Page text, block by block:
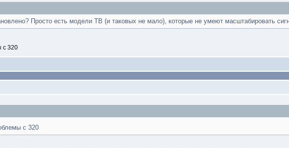
Просто есть модели ТВ (и таковых не мало), которые не умеют масштабировать
с 320
с 320